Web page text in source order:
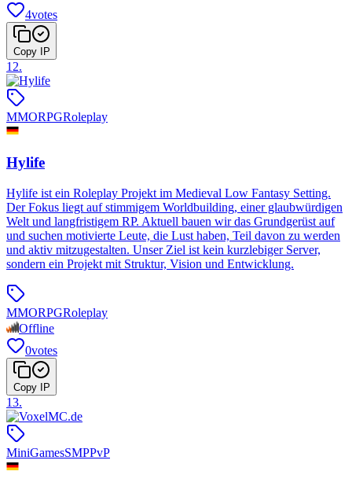
4votes
Copy IP
12.
MMORPGRoleplay
Hylife
Hylife ist ein Roleplay Projekt im Medieval Low Fantasy Setting.
Der Fokus liegt auf stimmigem Worldbuilding, einer glaubwürdigen
Welt und langfristigem RP. Aktuell bauen wir das Grundgerüst auf
und suchen motivierte Leute, die Lust haben, Teil davon zu werden
und aktiv mitzugestalten. Unser Ziel ist kein kurzlebiger Server,
sondern ein Projekt mit Struktur, Vision und Entwicklung.
MMORPGRoleplay
Offline
0votes
Copy IP
13.
MiniGamesSMPPvP